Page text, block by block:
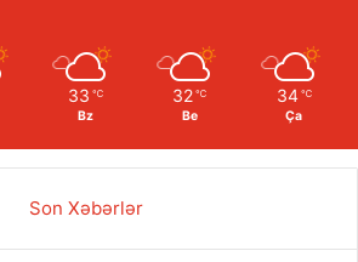
33 ℃
Bz
32 ℃
Be
34 ℃
Ça
Son Xəbərlər